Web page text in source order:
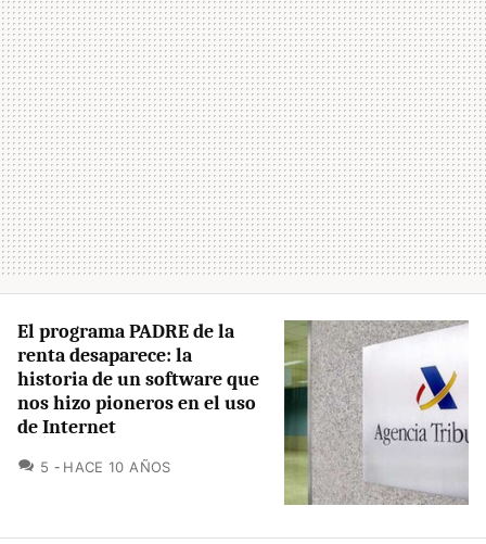
El programa PADRE de la
renta desaparece: la
historia de un software que
nos hizo pioneros en el uso
de Internet
5 COMENTARIOS
HACE 10 AÑOS